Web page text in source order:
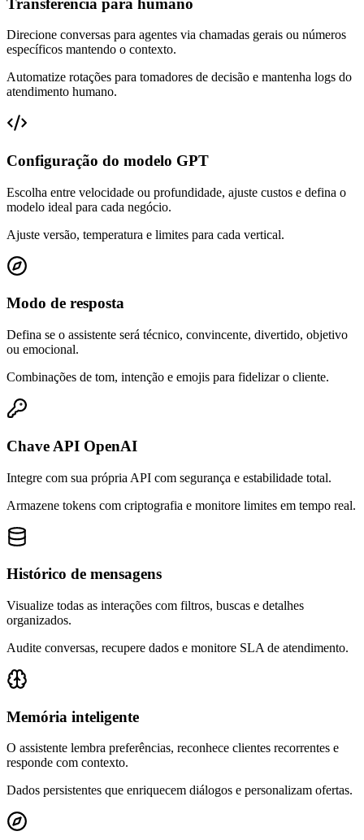
Direcione conversas para agentes via chamadas gerais ou números
específicos mantendo o contexto.
Automatize rotações para tomadores de decisão e mantenha logs do
atendimento humano.
Configuração do modelo GPT
Escolha entre velocidade ou profundidade, ajuste custos e defina o
modelo ideal para cada negócio.
Ajuste versão, temperatura e limites para cada vertical.
Modo de resposta
Defina se o assistente será técnico, convincente, divertido, objetivo
ou emocional.
Combinações de tom, intenção e emojis para fidelizar o cliente.
Chave API OpenAI
Integre com sua própria API com segurança e estabilidade total.
Armazene tokens com criptografia e monitore limites em tempo real.
Histórico de mensagens
Visualize todas as interações com filtros, buscas e detalhes
organizados.
Audite conversas, recupere dados e monitore SLA de atendimento.
Memória inteligente
O assistente lembra preferências, reconhece clientes recorrentes e
responde com contexto.
Dados persistentes que enriquecem diálogos e personalizam ofertas.